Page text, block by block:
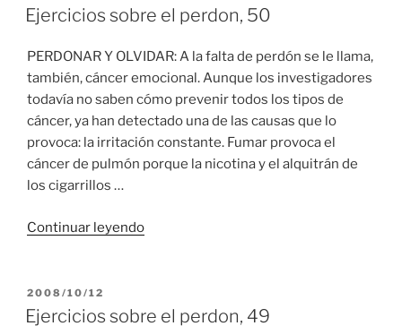
51”
EL
Ejercicios sobre el perdon, 50
PERDONAR Y OLVIDAR: A la falta de perdón se le llama,
también, cáncer emocional. Aunque los investigadores
todavía no saben cómo prevenir todos los tipos de
cáncer, ya han detectado una de las causas que lo
provoca: la irritación constante. Fumar provoca el
cáncer de pulmón porque la nicotina y el alquitrán de
los cigarrillos …
Continuar leyendo“Ejercicios
50”
PUBLICADO
EL
2008/10/12
Ejercicios sobre el perdon, 49